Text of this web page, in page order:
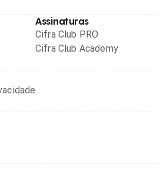
Assinaturas
Cifra Club PRO
Cifra Club Academy